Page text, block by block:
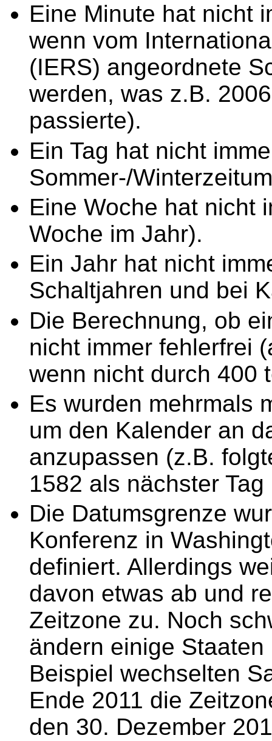
Eine Minute hat nicht
wenn vom
(IERS) angeordnete
werden, was z.B.
passierte).
Ein Tag hat nicht
Sommer-/
Eine Woche hat nicht
Woche im Jahr).
Ein Jahr hat nicht
Schaltjahren und bei
Die Berechnung, ob
nicht immer fehlerfrei
wenn nicht durch 400
Es wurden mehrmals
um den Kalender an
anzupassen (z.B.
1582 als nächster
Die Datumsgrenze
Konferenz in
definiert. Allerdings
davon etwas ab und
Zeitzone zu. Noch
ändern einige
Beispiel wechselten
Ende 2011 die
den 30. Dezember